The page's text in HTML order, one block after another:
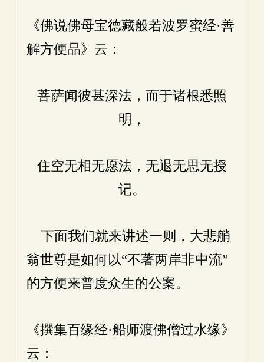
《佛说佛母宝德藏般若波罗蜜经·善
解方便品》云：
菩萨闻彼甚深法，而于诸根悉照
明，
住空无相无愿法，无退无思无授
记。
下面我们就来讲述一则，大悲艄
翁世尊是如何以“不著两岸非中流”
的方便来普度众生的公案。
《撰集百缘经·船师渡佛僧过水缘》
云：